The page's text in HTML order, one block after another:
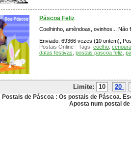
Páscoa Feliz
Coelhinho, amêndoas, ovinhos... Não
Enviado: 69366 vezes (10 ontem),
Postais Online - Tags: coelho cenoura
datas festivas postais pascoa feliz
Limite: 10 20
Postais de Páscoa : Os postais de Páscoa.
Aposta num postal